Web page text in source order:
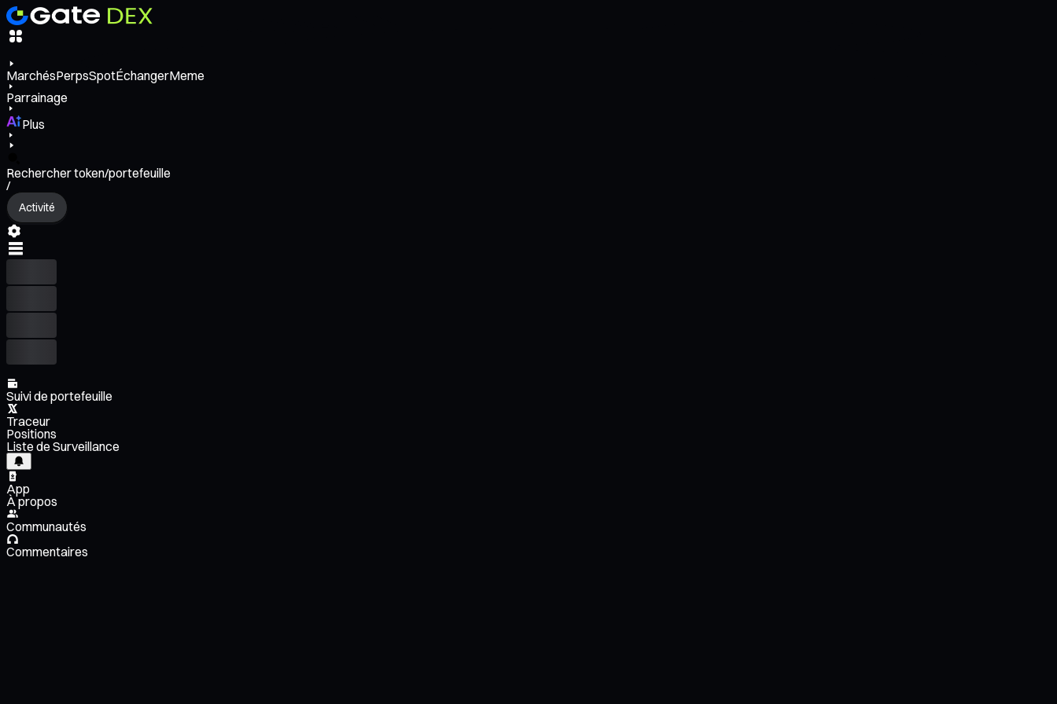
MarchésPerpsSpotÉchangerMeme
Parrainage
Plus
Rechercher token/portefeuille
/
Activité
Suivi de portefeuille
Traceur
Positions
Liste de Surveillance
App
À propos
Communautés
Commentaires